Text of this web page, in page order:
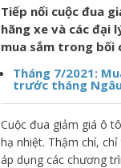
Tiếp nối cuộc đua
hãng xe và các đại
mua sắm trong bối
Tháng 7/2021:
trước tháng
Cuộc đua giảm giá ô
hạ nhiệt. Thậm chí,
áp dụng các chương